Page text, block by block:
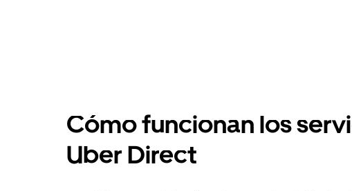
Cómo funcionan los
Uber Direct